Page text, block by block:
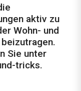
aktiv zu
Wohn- und
Sie unter
tricks.